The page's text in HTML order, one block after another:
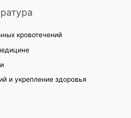
кровотечений
и укрепление здоровья